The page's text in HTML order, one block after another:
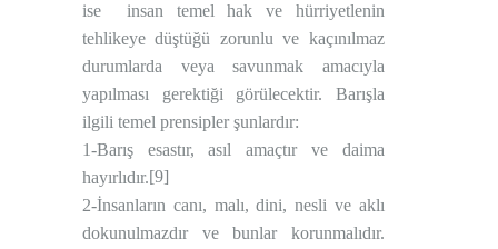
ise
insan temel hak ve hürriyetlenin
tehlikeye düştüğü zorunlu ve kaçınılmaz
durumlarda veya savunmak amacıyla
yapılması gerektiği görülecektir. Barışla
ilgili temel prensipler şunlardır:
1-Barış esastır, asıl amaçtır ve daima
hayırlıdır.[9]
2-İnsanların canı, malı, dini, nesli ve aklı
dokunulmazdır ve bunlar korunmalıdır.